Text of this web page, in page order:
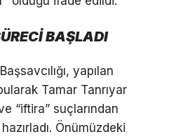
BAŞLADI
yapılan
Tamar Tanrıyar
“iftira” suçlarından
Önümüzdeki